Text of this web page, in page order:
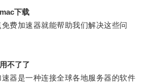
下载
加速器就能帮助我们解决这些问
不了了
是一种连接全球各地服务器的软件